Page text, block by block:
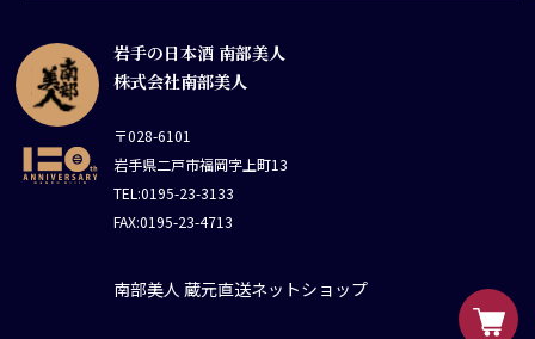
岩手の日本酒 南部美人
株式会社南部美人
〒028-6101
岩手県二戸市福岡字上町13
TEL:0195-23-3133
FAX:0195-23-4713
南部美人 蔵元直送ネットショップ